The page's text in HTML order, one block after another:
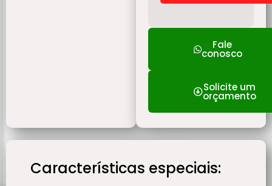
Fale
conosco
Solicite um
orçamento
Características especiais: